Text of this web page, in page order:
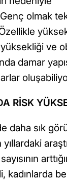
olmak
ve
damar
RİSK
daha sık
kadınlarda